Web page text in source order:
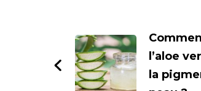
d'article
l’aloe
la